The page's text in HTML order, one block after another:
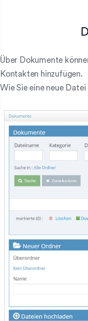
Über Dokumente
Kontakten hinzufügen.
Wie Sie eine neue